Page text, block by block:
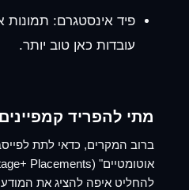
פיד אינסטגרם: תמונות
עובדות כאן טוב יותר.
מתי להפריד
ברוב המקרים, כדאי לתת
להחליט איפה להציג את